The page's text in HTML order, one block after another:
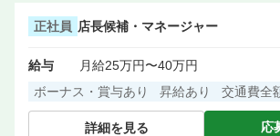
正社員 店長候補・マネージャー
給与
月給25万円〜40万円
ボーナス・賞与あり
昇給あり 交通費全
詳細を見る 応